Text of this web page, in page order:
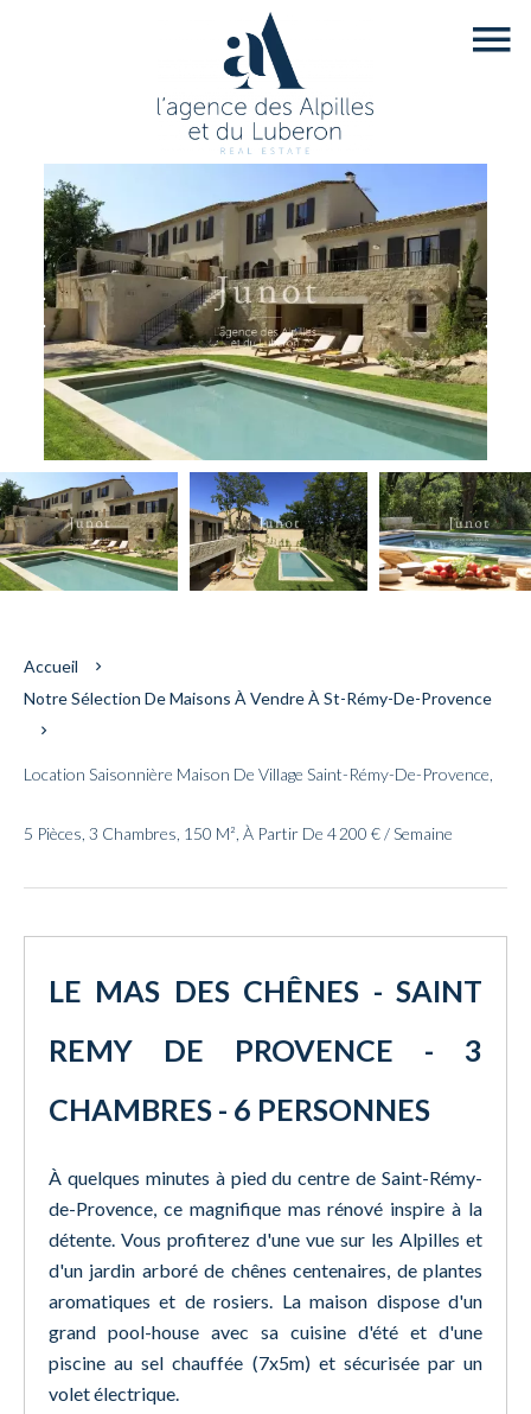
Accueil
Notre Sélection De Maisons À Vendre À St-Rémy-De-Provence
Location Saisonnière Maison De Village Saint-Rémy-De-Provence,
5 Pièces, 3 Chambres, 150 M², À Partir De 4 200 € / Semaine
LE MAS DES CHÊNES - SAINT
REMY DE PROVENCE - 3
CHAMBRES - 6 PERSONNES
À quelques minutes à pied du centre de Saint-Rémy-
de-Provence, ce magnifique mas rénové inspire à la
détente. Vous profiterez d'une vue sur les Alpilles et
d'un jardin arboré de chênes centenaires, de plantes
aromatiques et de rosiers. La maison dispose d'un
grand pool-house avec sa cuisine d'été et d'une
piscine au sel chauffée (7x5m) et sécurisée par un
volet électrique.